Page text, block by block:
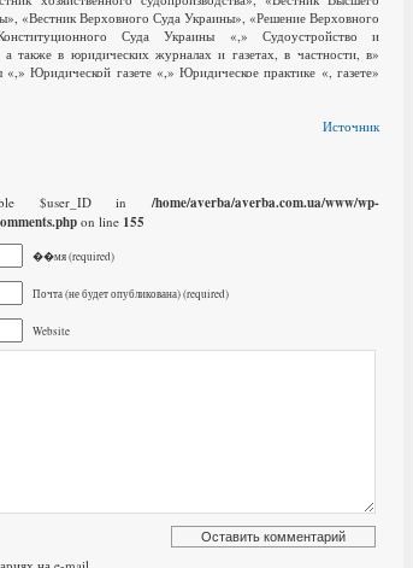
«Вестник Верховного Суда Украины», «Решение Верховного
Суда Украины «,» Судоустройство и
также в юридических журналах и газетах, в частности, в»
Юридической газете «,» Юридическое практике «, газете»
Источник
$user_ID in /home/averba/averba.com.ua/www/wp-
on line 155
��мя (required)
Почта (не будет опубликована) (required)
Website